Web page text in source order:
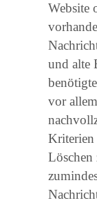
Website
und alte
vor
Kriterien
Löschen